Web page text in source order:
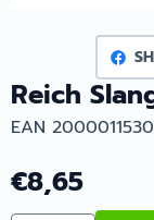
Reich
EAN
€8,65